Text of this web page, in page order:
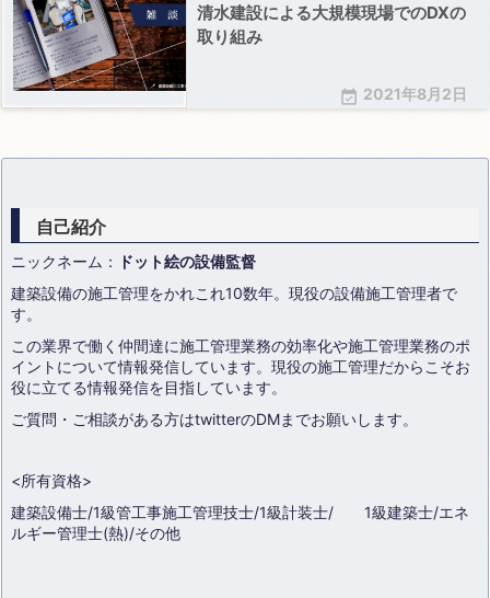
 2021年8月2日
清水建設による大規模現場でのDXの
取り組み
自己紹介
ニックネーム：
ドット絵の設備監督
建築設備の施工管理をかれこれ10数年。現役の設備施工管理者で
す。
この業界で働く仲間達に施工管理業務の効率化や施工管理業務のポ
イントについて情報発信しています。現役の施工管理だからこそお
役に立てる情報発信を目指しています。
ご質問・ご相談がある方はtwitterのDMまでお願いします。
<所有資格>
建築設備士/1級管工事施工管理技士/1級計装士/ 1級建築士/エネ
ルギー管理士(熱)/その他